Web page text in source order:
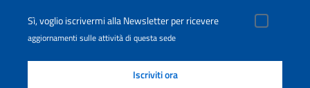
Sì, voglio iscrivermi alla Newsletter per ricevere
aggiornamenti sulle attività di questa sede